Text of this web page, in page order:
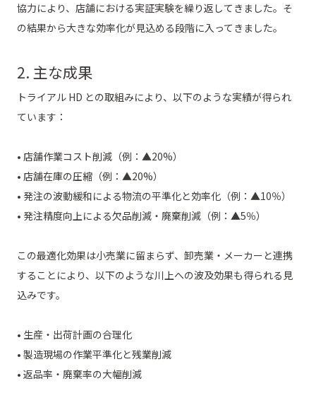
協力により、店舗における実証実験を繰り返してきました。そ
の結果から大きな効率化が見込める段階に入ってきました。
2. 主な成果
トライアル HD との取組みにより、以下のような実績が得られ
ています：
• 店舗作業コスト削減（例：▲20%）
• 店舗在庫の圧縮（例：▲20%）
• 発注の波動緩和による物流の平準化と効率化（例：▲10％）
• 発注精度向上による欠品削減・廃棄削減（例：▲5％）
この最適化効果は小売業に留まらず、卸売業・メーカーと連携
することにより、以下のような川上への波及効果も得られる見
込みです。
• 生産・出荷計画の合理化
• 製造現場の作業平準化と残業削減
• 返品率・廃棄率の大幅削減